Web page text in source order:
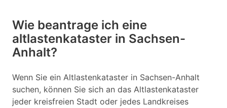
Wie beantrage ich eine
altlastenkataster in Sachsen-
Anhalt?
Wenn Sie ein Altlastenkataster in Sachsen-Anhalt
suchen, können Sie sich an das Altlastenkataster
jeder kreisfreien Stadt oder jedes Landkreises